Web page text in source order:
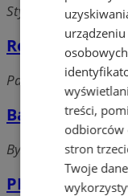
Styki, 41-811 Zabrze
Rollmax
Pawliczka, 41-800
Banalux
Bytomska, 41-800
PHU BEMAR
treści,
odbiorców
stron
Twoje